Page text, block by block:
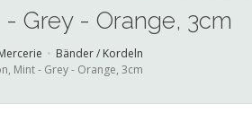
- Grey - Orange, 3cm
Bänder / Kordeln
Mint - Grey - Orange, 3cm